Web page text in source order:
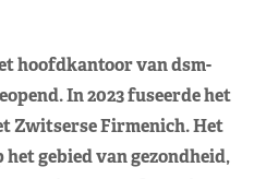
hoofdkantoor van dsm-
In 2023 fuseerde het
Zwitserse Firmenich. Het
gebied van gezondheid,